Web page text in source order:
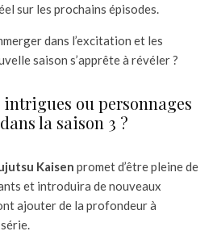
sur les prochains épisodes.
dans l’excitation et les
saison s’apprête à révéler ?
ou personnages
la saison 3 ?
Kaisen promet d’être pleine de
et introduira de nouveaux
ajouter de la profondeur à